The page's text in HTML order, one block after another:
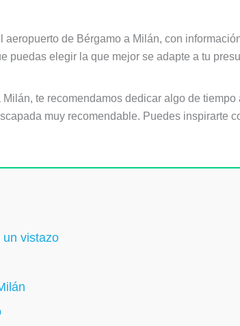
de Bérgamo a Milán, con
elegir la que mejor se adapte a tu
te recomendamos dedicar algo de
muy recomendable. Puedes inspirarte
vistazo